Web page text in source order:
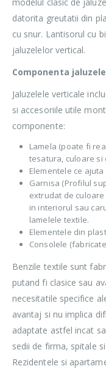
datorita greutatii din
cu snur. Lantisorul cu
jaluzelelor vertical.
Componenta
Jaluzelele verticale
si accesoriile utile
componente:
Lamela (poate fi
tesatura, culoare si
Elementele ce
Garnisa (Profilul
extrudat de
in interiorul sau
lamelele textile.
Elementele din
Consolele
Benzile textile sunt
putand fi clasice sau
necesitatile specifice
avantaj si nu implica
adaptate astfel incat
sedii de firma, spitale
Rezidentele si